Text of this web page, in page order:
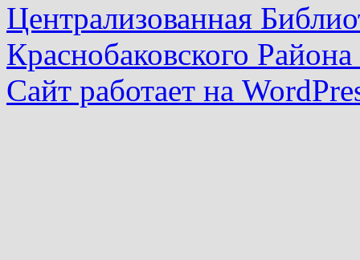
Централизованная
Краснобаковского
Сайт работает на